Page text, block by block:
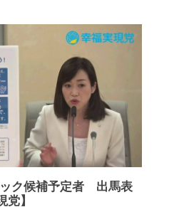
ク候補予定者 出馬表
】